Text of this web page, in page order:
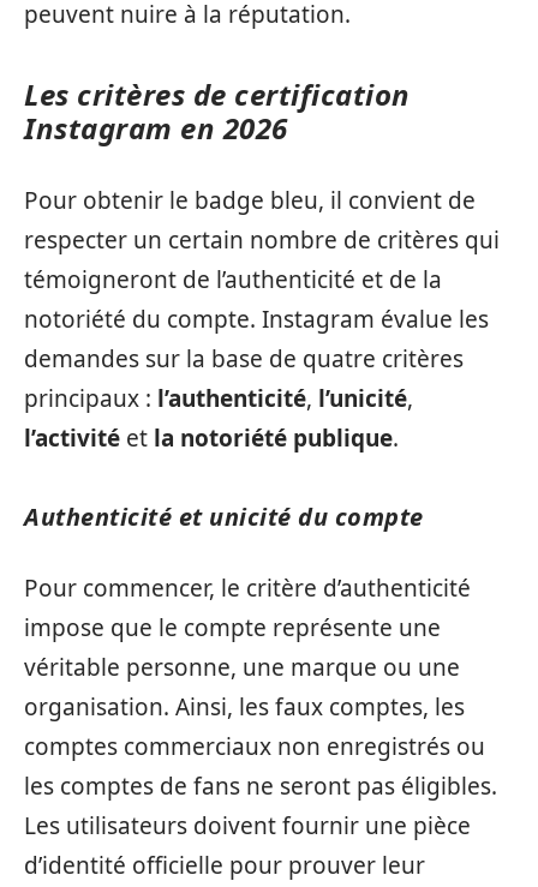
peuvent nuire à la réputation.
Les critères de certification
Instagram en 2026
Pour obtenir le badge bleu, il convient de
respecter un certain nombre de critères qui
témoigneront de l’authenticité et de la
notoriété du compte. Instagram évalue les
demandes sur la base de quatre critères
principaux : l’authenticité, l’unicité,
l’activité et la notoriété publique.
Authenticité et unicité du compte
Pour commencer, le critère d’authenticité
impose que le compte représente une
véritable personne, une marque ou une
organisation. Ainsi, les faux comptes, les
comptes commerciaux non enregistrés ou
les comptes de fans ne seront pas éligibles.
Les utilisateurs doivent fournir une pièce
d’identité officielle pour prouver leur